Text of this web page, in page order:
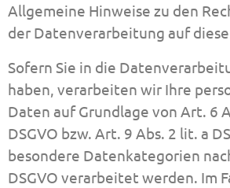
Allgemeine Hinweise zu den
der Datenverarbeitung auf
Sofern Sie in die
haben, verarbeiten wir Ihre
Daten auf Grundlage von Art. 6
DSGVO bzw. Art. 9 Abs. 2 lit. a
besondere Datenkategorien
DSGVO verarbeitet werden. Im